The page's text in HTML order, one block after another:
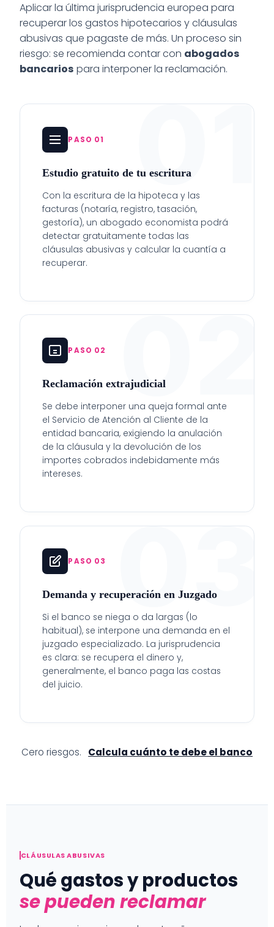
Aplicar la última jurisprudencia europea para
recuperar los gastos hipotecarios y cláusulas
abusivas que pagaste de más. Un proceso sin
riesgo: se recomienda contar con abogados
bancarios para interponer la reclamación.
01
PASO 01
Estudio gratuito de tu escritura
Con la escritura de la hipoteca y las
facturas (notaría, registro, tasación,
gestoría), un abogado economista podrá
detectar gratuitamente todas las
cláusulas abusivas y calcular la cuantía a
recuperar.
02
PASO 02
Reclamación extrajudicial
Se debe interponer una queja formal ante
el Servicio de Atención al Cliente de la
entidad bancaria, exigiendo la anulación
de la cláusula y la devolución de los
importes cobrados indebidamente más
intereses.
03
PASO 03
Demanda y recuperación en Juzgado
Si el banco se niega o da largas (lo
habitual), se interpone una demanda en el
juzgado especializado. La jurisprudencia
es clara: se recupera el dinero y,
generalmente, el banco paga las costas
del juicio.
Cero riesgos. Calcula cuánto te debe el banco
CLÁUSULAS ABUSIVAS
Qué gastos y productos
se pueden reclamar